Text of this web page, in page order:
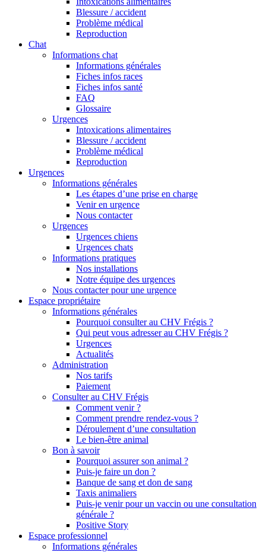
Blessure / accident
Problème médical
Reproduction
Chat
Informations chat
Informations générales
Fiches infos races
Fiches infos santé
FAQ
Glossaire
Urgences
Intoxications alimentaires
Blessure / accident
Problème médical
Reproduction
Urgences
Informations générales
Les étapes d’une prise en charge
Venir en urgence
Nous contacter
Urgences
Urgences chiens
Urgences chats
Informations pratiques
Nos installations
Notre équipe des urgences
Nous contacter pour une urgence
Espace propriétaire
Informations générales
Pourquoi consulter au CHV Frégis ?
Qui peut vous adresser au CHV Frégis ?
Urgences
Actualités
Administration
Nos tarifs
Paiement
Consulter au CHV Frégis
Comment venir ?
Comment prendre rendez-vous ?
Déroulement d’une consultation
Le bien-être animal
Bon à savoir
Pourquoi assurer son animal ?
Puis-je faire un don ?
Banque de sang et don de sang
Taxis animaliers
Puis-je venir pour un vaccin ou une consultation
générale ?
Positive Story
Espace professionnel
Informations générales